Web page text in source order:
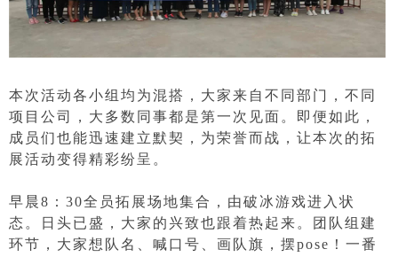
本次活动各小组均为混搭，大家来自不同部门，不同
项目公司，大多数同事都是第一次见面。即便如此，
成员们也能迅速建立默契，为荣誉而战，让本次的拓
展活动变得精彩纷呈。
早晨8：30全员拓展场地集合，由破冰游戏进入状
态。日头已盛，大家的兴致也跟着热起来。团队组建
环节，大家想队名、喊口号、画队旗，摆pose！一番